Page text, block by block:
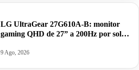
LG UltraGear 27G610A-B: monitor
gaming QHD de 27” a 200Hz por solo
9 Ago, 2026